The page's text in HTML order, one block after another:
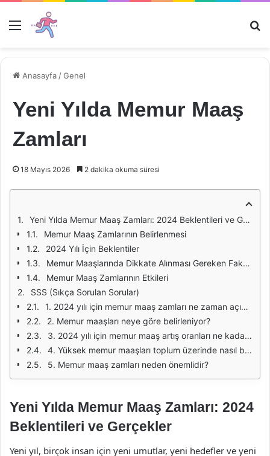
Menü
Anasayfa /Genel
Yeni Yılda Memur Maaş
Zamları
18 Mayıs 2026 2 dakika okuma süresi
Yeni Yılda Memur Maaş Zamları: 2024 Beklentileri ve Gerçekler
Memur Maaş Zamlarının Belirlenmesi
2024 Yılı İçin Beklentiler
Memur Maaşlarında Dikkate Alınması Gereken Faktörler
Memur Maaş Zamlarının Etkileri
SSS (Sıkça Sorulan Sorular)
1. 2024 yılı için memur maaş zamları ne zaman açıklanacak?
2. Memur maaşları neye göre belirleniyor?
3. 2024 yılı için memur maaş artış oranları ne kadar olacak?
4. Yüksek memur maaşları toplum üzerinde nasıl bir etki yaratır?
5. Memur maaş zamları neden önemlidir?
Yeni Yılda Memur Maaş Zamları: 2024
Beklentileri ve Gerçekler
Yeni yıl, birçok insan için yeni umutlar, yeni hedefler ve yeni